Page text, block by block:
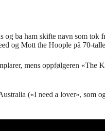
og ba ham skifte navn som tok
og Mott the Hoople på 70-
mens oppfølgeren «The
(«I need a lover», som